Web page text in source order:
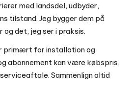
med landsdel, udbyder,
tilstand. Jeg bygger dem på
det, jeg ser i praksis.
primært for installation og
abonnement kan være købspris,
Sammenlign altid